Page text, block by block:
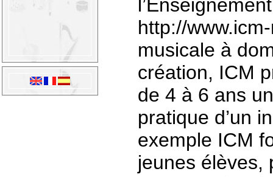
http://
musicale à
création, ICM
de 4 à 6 ans
pratique d’un
exemple ICM
jeunes élèves,